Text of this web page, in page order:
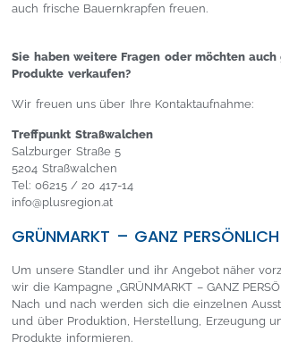
auch frische Bauernkrapfen freuen.
Sie haben weitere Fragen oder möchten auch
Produkte verkaufen?
Wir freuen uns über Ihre Kontaktaufnahme:
Treffpunkt Straßwalchen
Salzburger Straße 5
5204 Straßwalchen
Tel: 06215 / 20 417-14
info@plusregion.at
GRÜNMARKT – GANZ PERSÖNLICH
Um unsere Standler und ihr Angebot näher
wir die Kampagne „GRÜNMARKT – GANZ
Nach und nach werden sich die einzelnen
und über Produktion, Herstellung, Erzeugung
Produkte informieren.